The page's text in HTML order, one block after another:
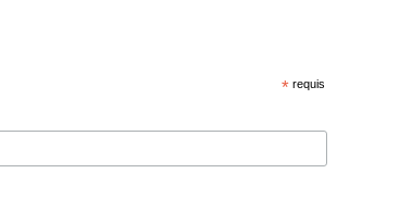
* requis